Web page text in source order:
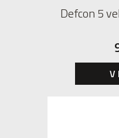
Defcon 5
V